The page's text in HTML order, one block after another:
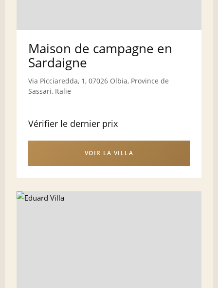
Maison de campagne en
Sardaigne
Via Picciaredda, 1, 07026 Olbia, Province de
Sassari, Italie
Vérifier le dernier prix
VOIR LA VILLA